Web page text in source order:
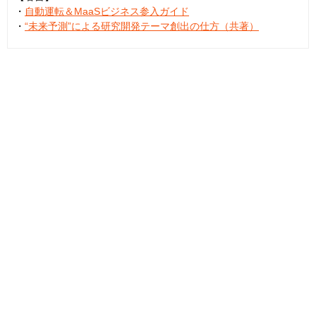
・ 自動運転＆MaaSビジネス参入ガイド
・ “未来予測”による研究開発テーマ創出の仕方（共著）